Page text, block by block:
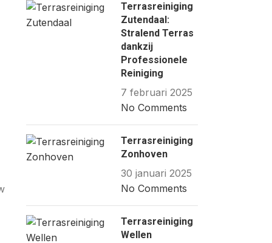
Terrasreiniging
Zutendaal:
Stralend Terras
dankzij
Professionele
Reiniging
7 februari 2025
No Comments
Terrasreiniging
Zonhoven
30 januari 2025
No Comments
Terrasreiniging
Wellen